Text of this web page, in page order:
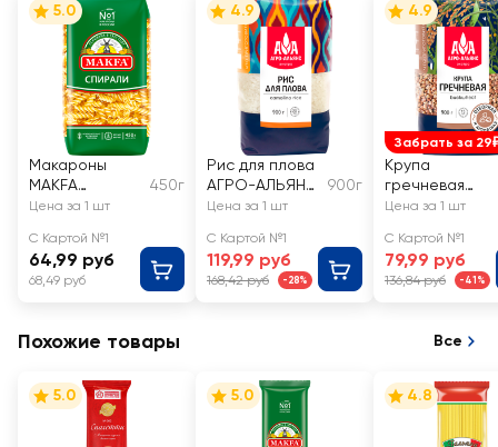
5.0
Макароны
MAKFA
Спирали
450г
Цена за 1 шт
С Картой №1
64,99 руб
68,49 руб
4.9
Рис для плова
АГРО-АЛЬЯНС
Экстра
900г
Цена за 1 шт
С Картой №1
119,99 руб
168,42 руб -28%
Забрать за
4.9
Крупа
гречневая
АГРО-АЛЬЯНС
Элитная
высший сорт
Цена за 1 шт
С Картой №1
79,99 руб
136,84 руб -41%
Похожие товары Все
5.0 5.0 4.8